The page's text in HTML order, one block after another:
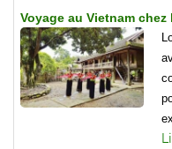
Voyage au Vietnam chez